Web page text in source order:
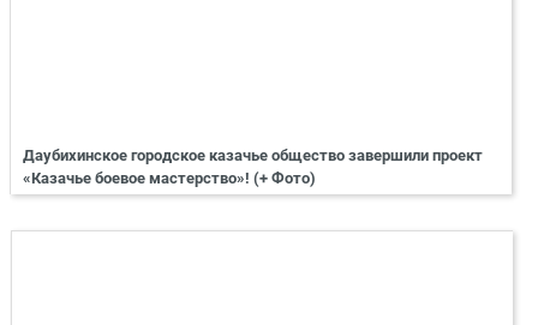
Даубихинское городское казачье общество завершили проект
«Казачье боевое мастерство»! (+ Фото)